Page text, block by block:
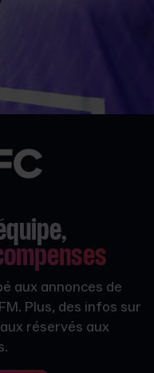
aux annonces de
Plus, des infos sur
réservés aux